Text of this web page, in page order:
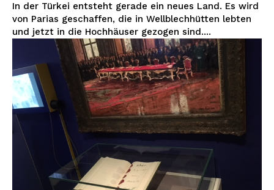
In der Türkei entsteht gerade ein neues Land. Es wird
von Parias geschaffen, die in Wellblechhütten lebten
und jetzt in die Hochhäuser gezogen sind....